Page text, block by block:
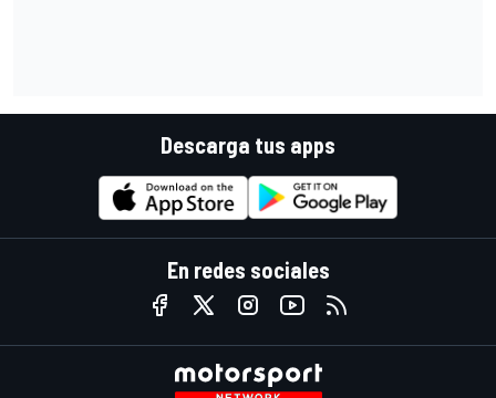
Descarga tus apps
En redes sociales